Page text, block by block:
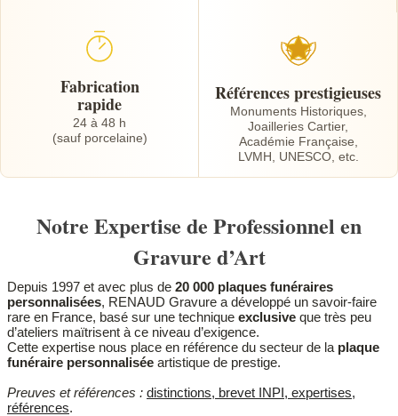
Fabrication
rapide
24 à 48 h
(sauf porcelaine)
Références prestigieuses
Monuments Historiques,
Joailleries Cartier,
Académie Française,
LVMH, UNESCO, etc.
Notre Expertise de Professionnel en
Gravure d’Art
Depuis 1997 et avec plus de 20 000 plaques funéraires
personnalisées, RENAUD Gravure a développé un savoir-faire
rare en France, basé sur une technique exclusive que très peu
d’ateliers maïtrisent à ce niveau d’exigence.
Cette expertise nous place en référence du secteur de la plaque
funéraire personnalisée artistique de prestige.
Preuves et références : distinctions, brevet INPI, expertises,
références.